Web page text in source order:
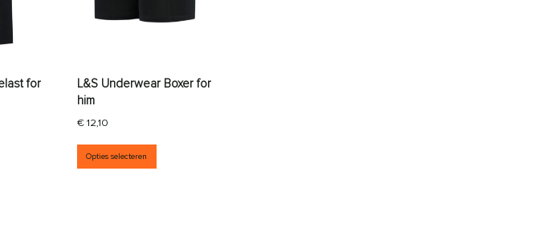
op de productpagina
Deze optie kan gekozen worden op de productpagina
for
€ 16,35 tot € 17,16
product heeft meerdere variaties. Deze optie kan gekozen worden op de productpagina
L&S Underwear Boxer for
him
€12,10
Opties selecteren
Dit product heeft meerdere variaties. Deze optie kan gekozen worden